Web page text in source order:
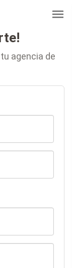
agencia de